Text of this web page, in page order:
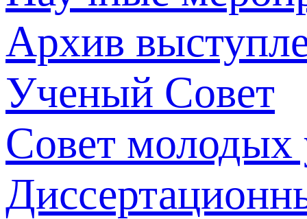
Архив
Ученый Совет
Совет молодых